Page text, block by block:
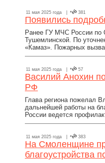
11 мая 2025 года | 381
Появились
Ранее ГУ МЧС России по
Тушемлинской. По
«Камаз». Пожарных
11 мая 2025 года | 57
Василий Анохин
РФ
Глава региона пожелал
дальнейшей работы на
России ведется
11 мая 2025 года | 383
На Смоленщине
благоустройства